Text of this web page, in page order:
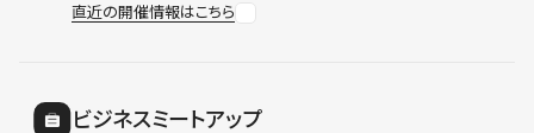
直近の開催情報はこちら
ビジネスミートアップ